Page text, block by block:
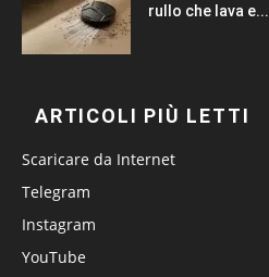
rullo che lava e...
ARTICOLI PIÙ LETTI
Scaricare da Internet
Telegram
Instagram
YouTube